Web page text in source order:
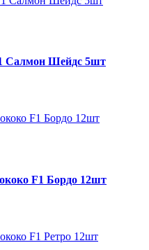
Салмон Шейдс 5шт
F1 Бордо 12шт